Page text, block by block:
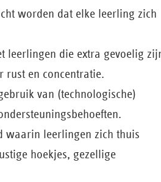
worden dat elke leerling zich
leerlingen die extra gevoelig
rust en concentratie.
van (technologische)
waarin leerlingen zich thuis
hoekjes, gezellige